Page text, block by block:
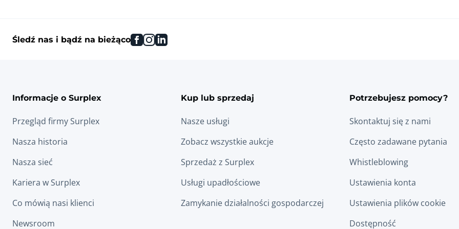
Śledź nas i bądź na bieżąco facebook
instagram
linkedin
Informacje o Surplex
Przegląd firmy Surplex
Nasza historia
Nasza sieć
Kariera w Surplex
Co mówią nasi klienci
Newsroom
Kup lub sprzedaj
Nasze usługi
Zobacz wszystkie aukcje
Sprzedaż z Surplex
Usługi upadłościowe
Zamykanie działalności gospodarczej
Potrzebujesz pomocy?
Skontaktuj się z nami
Często zadawane pytania
Whistleblowing
Ustawienia konta
Ustawienia plików cookie
Dostępność